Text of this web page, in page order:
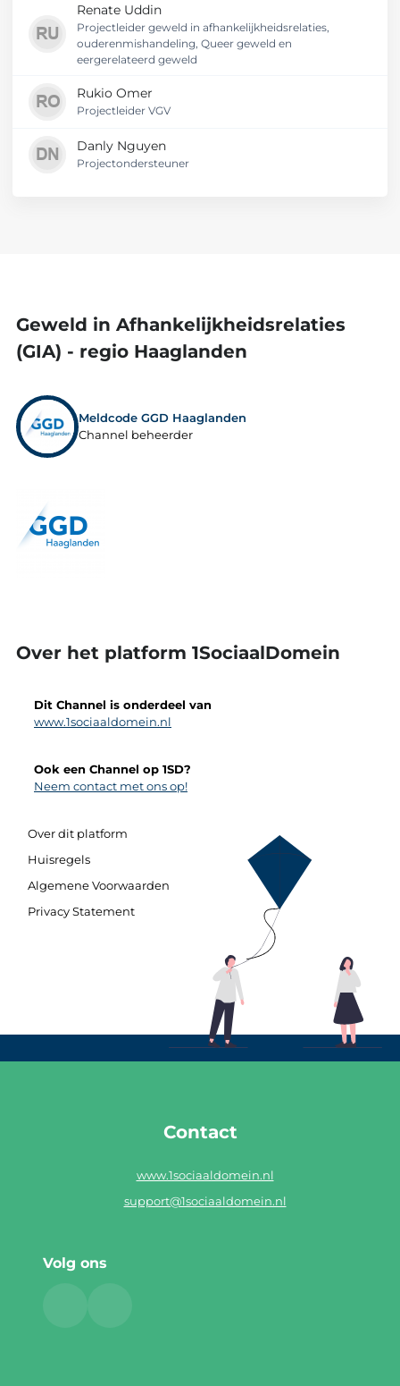
Renate Uddin
Projectleider geweld in afhankelijkheidsrelaties,
ouderenmishandeling, Queer geweld en
eergerelateerd geweld
Rukio Omer
Projectleider VGV
Danly Nguyen
Projectondersteuner
Geweld in Afhankelijkheidsrelaties
(GIA) - regio Haaglanden
Meldcode GGD Haaglanden
Channel beheerder
Over het platform 1SociaalDomein
Dit Channel is onderdeel van
www.1sociaaldomein.nl
Ook een Channel op 1SD?
Neem contact met ons op!
Over dit platform
Huisregels
Algemene Voorwaarden
Privacy Statement
Contact
www.1sociaaldomein.nl
support@1sociaaldomein.nl
Volg ons